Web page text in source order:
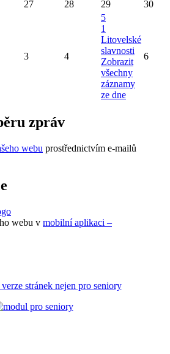
27 28 29 30
3 4
5
1
Litovelské
slavnosti
Zobrazit
všechny
záznamy
ze dne
6
zpráv
webu prostřednictvím e-mailů
webu v mobilní aplikaci –
stránek nejen pro seniory